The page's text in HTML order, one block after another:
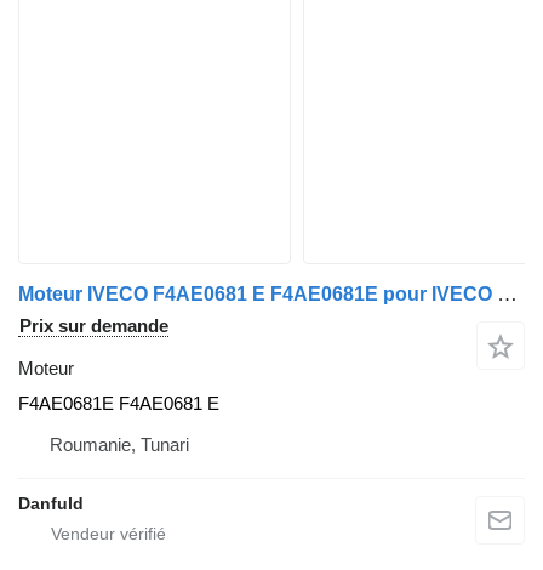
Moteur IVECO F4AE0681 E F4AE0681E pour IVECO EUROCARGO
Prix sur demande
Moteur
F4AE0681E F4AE0681 E
Roumanie, Tunari
Danfuld